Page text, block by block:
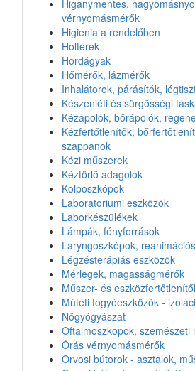
Higanymentes,
vérnyomásmérők
Higienia a rendelőben
Holterek
Hordágyak
Hőmérők, lázmérők
Inhalátorok, párásítók,
Készenléti és sürgősségi
Kézápolók, bőrápolók,
Kézfertőtlenítők,
szappanok
Kézi műszerek
Kéztörlő adagolók
Kolposzkópok
Laboratoriumi eszközök
Laborkészülékek
Lámpák, fényforrások
Laryngoszkópok,
Légzésterápiás eszközök
Mérlegek, magasságmérők
Műszer- és
Műtéti fogyóeszközök -
Nőgyógyászat
Oftalmoszkopok, szemészeti
Órás vérnyomásmérők
Orvosi bútorok - asztalok,